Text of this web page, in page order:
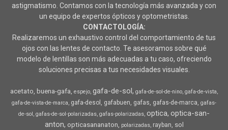
astigmatismo. Contamos con la tecnología más avanzada y con
un equipo de expertos ópticos y optometristas.
CONTACTOLOGÍA:
Realizaremos un exhaustivo control del comportamiento de tus
ojos con las lentes de contacto. Te asesoramos sobre qué
modelo de lentillas son más adecuadas a tu caso, ofreciendo
soluciones precisas a tus necesidades visuales.
acetato buena-gafa espejo gafa-de-sol gafa-de-sol-de-nino gafa-de-vista
gafa-de-vista-de-marca gafa-desol gafabuen gafas gafas-de-marca gafas-
de-sol
gafas-de-sol-polarizadas gafas-polarizadas optica optica-san-
anton opticasananaton polarizadas rayban sol